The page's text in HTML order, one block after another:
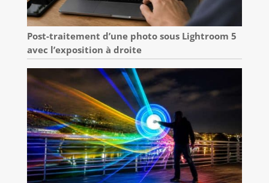
Post-traitement d’une photo sous Lightroom 5
avec l’exposition à droite